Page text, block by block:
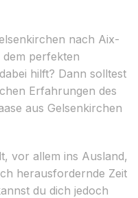
nach Aix-
perfekten
hilft? Dann solltest
Erfahrungen des
aus Gelsenkirchen
vor allem ins Ausland,
herausfordernde Zeit
du dich jedoch